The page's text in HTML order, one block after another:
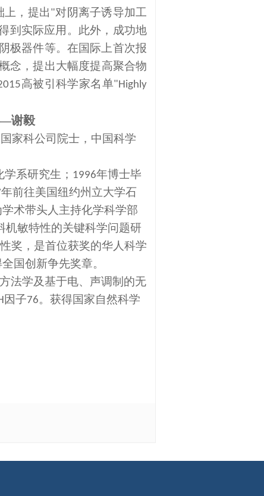
上，提出 "对阴离子诱导加工
到实际应用。此外，成功地
极器件等。在国际上首次报
念，提出大幅度提高聚合物
高被引科学家名单"Highly
谢毅
家科公司院士，中国科学
学系研究生 ； 1996年博士毕
年前往美国纽约州立大学石
术带头人主持化学科学部
机敏特性的关键科学问题研
奖，是首位获奖的华人科学
国创新争先奖章。
法学及基于电、声调制的无
因子76。获得国家自然科学